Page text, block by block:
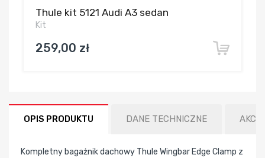
Thule kit 5121 Audi A3 sedan
Kit
259,00 zł
OPIS PRODUKTU DANE TECHNICZNE
Kompletny bagażnik dachowy Thule Wingbar Edge Clamp z